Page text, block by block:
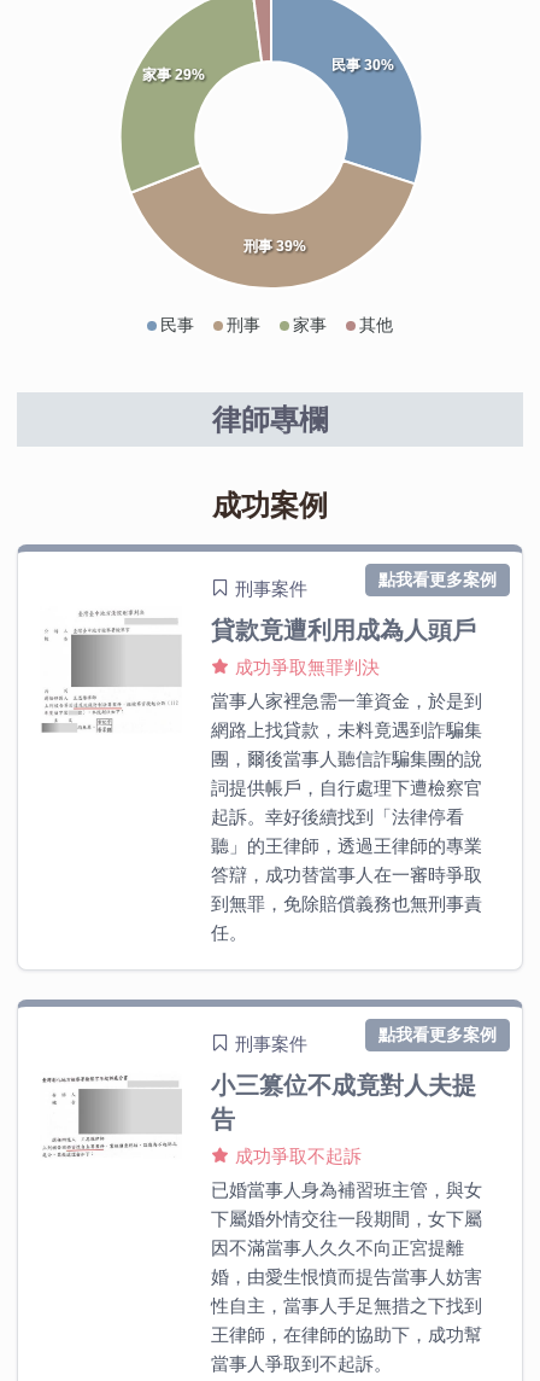
民事 刑事 家事 其他
民事 30%
刑事 39%
家事 29%
律師專欄
成功案例
刑事案件
貸款竟遭利用成為人頭戶
成功爭取無罪判決
當事人家裡急需一筆資金，於是到
網路上找貸款，未料竟遇到詐騙集
團，爾後當事人聽信詐騙集團的說
詞提供帳戶，自行處理下遭檢察官
起訴。幸好後續找到「法律停看
聽」的王律師，透過王律師的專業
答辯，成功替當事人在一審時爭取
到無罪，免除賠償義務也無刑事責
任。
點我看更多案例
刑事案件
小三篡位不成竟對人夫提
告
成功爭取不起訴
已婚當事人身為補習班主管，與女
下屬婚外情交往一段期間，女下屬
因不滿當事人久久不向正宮提離
婚，由愛生恨憤而提告當事人妨害
性自主，當事人手足無措之下找到
王律師，在律師的協助下，成功幫
當事人爭取到不起訴。
點我看更多案例